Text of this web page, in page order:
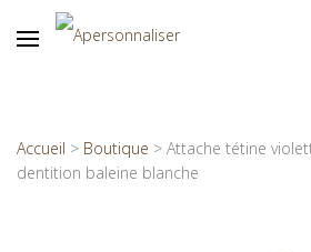
Accueil > Boutique > Attache tétine
dentition baleine blanche